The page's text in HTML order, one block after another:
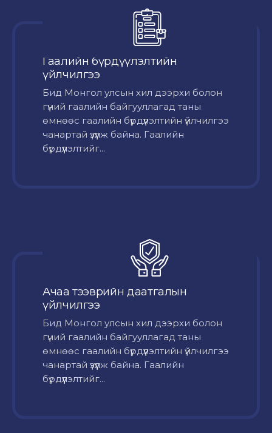
Гаалийн бүрдүүлэлтийн
үйлчилгээ
Бид Монгол улсын хил дээрхи болон
гүний гаалийн байгууллагад таны
өмнөөс гаалийн бүрдүүлэлтийн үйлчилгээ
чанартай үзүүлж байна. Гаалийн
бүрдүүлэлтийг...
Ачаа тээврийн даатгалын
үйлчилгээ
Бид Монгол улсын хил дээрхи болон
гүний гаалийн байгууллагад таны
өмнөөс гаалийн бүрдүүлэлтийн үйлчилгээ
чанартай үзүүлж байна. Гаалийн
бүрдүүлэлтийг...